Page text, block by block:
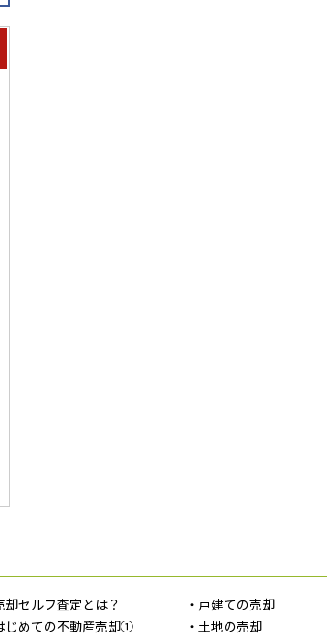
却セルフ査定とは？
じめての不動産売却①
・戸建ての売却
・土地の売却